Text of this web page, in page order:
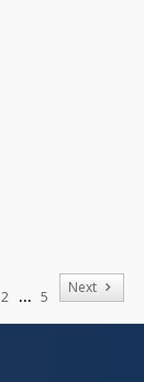
2
5
Next